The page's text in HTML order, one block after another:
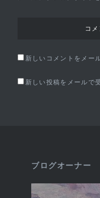
新しいコメントをメー
新しい投稿をメールで
ブログオーナー